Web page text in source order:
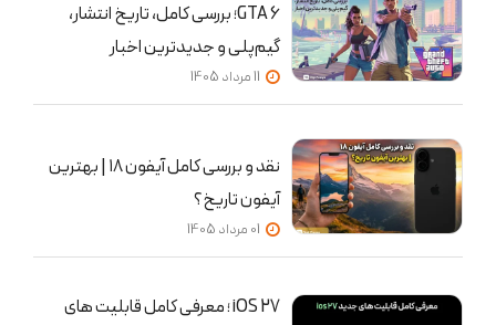
GTA 6؛ بررسی کامل، تاریخ انتشار،
گیم‌پلی و جدیدترین اخبار
نقد و بررسی کامل آیفون ۱۸ | بهترین
آیفون تاریخ؟
iOS 27 ؛ معرفی کامل قابلیت‌ های